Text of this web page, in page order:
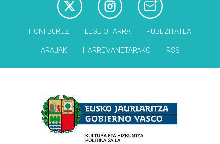
HONI BURUZ LEGE OHARRA PUBLIZITATEA
ARAUAK HARREMANETARAKO RSS